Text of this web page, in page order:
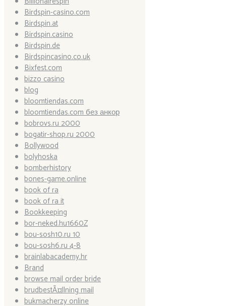
Birdspin-casino.com
Birdspin.at
Birdspin.casino
Birdspin.de
Birdspincasino.co.uk
Bixfest.com
bizzo casino
blog
bloomtiendas.com
bloomtiendas.com без анкор
bobrovs.ru 2000
bogatir-shop.ru 2000
Bollywood
bolyhoska
bomberhistory
bones-game.online
book of ra
book of ra it
Bookkeeping
bor-neked.hu1660Z
bou-sosh10.ru 10
bou-sosh6.ru 4-8
brainlabacademy.hr
Brand
browse mail order bride
brudbestÃ¤llning mail
bukmacherzy online